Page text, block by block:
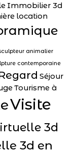
Immobilier 3d
location
animalier
contemporaine
Séjour
Tourisme à
Visite
3d
3d en